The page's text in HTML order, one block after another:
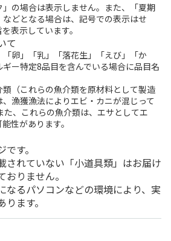
の場合は表示しません。また、「夏期
どとなる場合は、記号での表示はせ
表示しています。
て
卵」「乳」「落花生」「えび」「か
ー特定8品目を含んでいる場合に品目名
（これらの魚介類を原材料として製造
漁獲漁法によりエビ・カニが混じって
た、これらの魚介類は、エサとしてエ
性があります。
す。
されていない「小道具類」はお届け
りません。
なるパソコンなどの環境により、実
ます。